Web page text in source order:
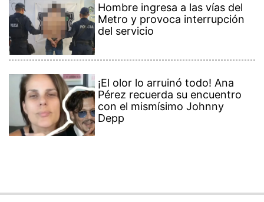
Hombre ingresa a las vías del
Metro y provoca interrupción
del servicio
¡El olor lo arruinó todo! Ana
Pérez recuerda su encuentro
con el mismísimo Johnny
Depp